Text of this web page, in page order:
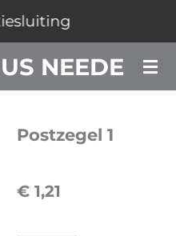
NEEDE
Postzegel 1
€ 1,21